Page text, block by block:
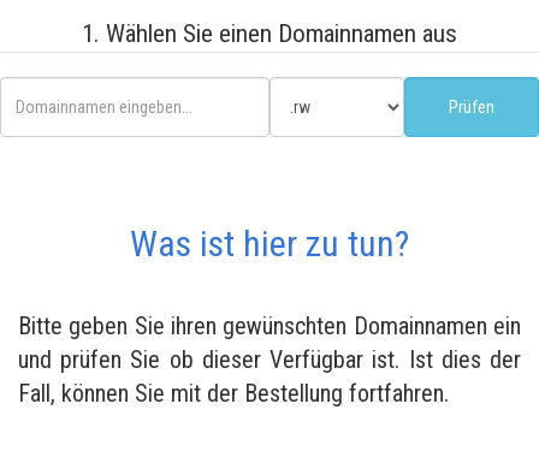
1. Wählen Sie einen Domainnamen aus
Was ist hier zu tun?
Bitte geben Sie ihren gewünschten Domainnamen ein
und prüfen Sie ob dieser Verfügbar ist. Ist dies der
Fall, können Sie mit der Bestellung fortfahren.